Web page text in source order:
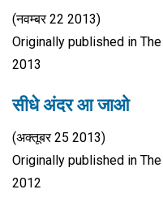
(नवम्बर 22 2013)
Originally published in
2013
सीधे अंदर आ जाओ
(अक्तूबर 25 2013)
Originally published in
2012